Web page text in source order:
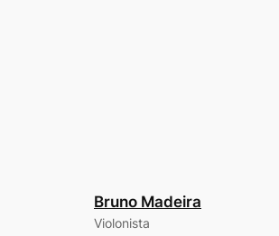
Bruno Madeira
Violonista